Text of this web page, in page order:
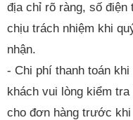
địa chỉ rõ ràng, số điện
chịu trách nhiệm khi
nhận.
- Chi phí thanh toán
khách vui lòng kiểm
cho đơn hàng trước